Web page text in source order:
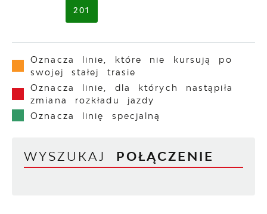
201
Oznacza linie, które nie kursują po
swojej stałej trasie
Oznacza linie, dla których nastąpiła
zmiana rozkładu jazdy
Oznacza linię specjalną
WYSZUKAJ POŁĄCZENIE